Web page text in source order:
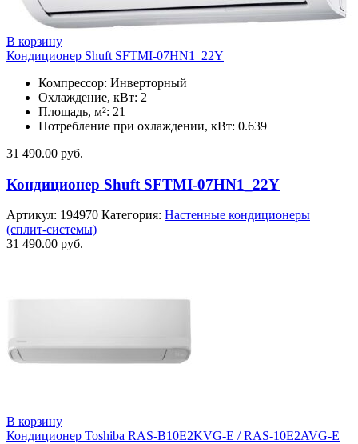
В корзину
Кондиционер Shuft SFTMI-07HN1_22Y
Компрессор: Инверторный
Охлаждение, кВт: 2
Площадь, м²: 21
Потребление при охлаждении, кВт: 0.639
31 490.00 руб.
Кондиционер Shuft SFTMI-07HN1_22Y
Артикул: 194970 Категория: Настенные кондиционеры
(сплит-системы)
31 490.00 руб.
В корзину
Кондиционер Toshiba RAS-B10E2KVG-E / RAS-10E2AVG-E